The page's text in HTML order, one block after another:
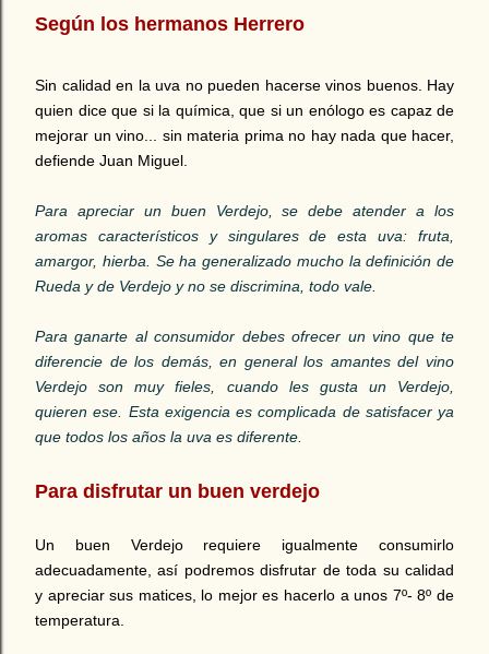
Según los hermanos Herrero
Sin calidad en la uva no pueden hacerse vinos buenos. Hay
quien dice que si la química, que si un enólogo es capaz de
mejorar un vino... sin materia prima no hay nada que hacer,
defiende Juan Miguel.
Para apreciar un buen Verdejo, se debe atender a los
aromas característicos y singulares de esta uva: fruta,
amargor, hierba. Se ha generalizado mucho la definición de
Rueda y de Verdejo y no se discrimina, todo vale.
Para ganarte al consumidor debes ofrecer un vino que te
diferencie de los demás, en general los amantes del vino
Verdejo son muy fieles, cuando les gusta un Verdejo,
quieren ese. Esta exigencia es complicada de satisfacer ya
que todos los años la uva es diferente.
Para disfrutar un buen verdejo
Un buen Verdejo requiere igualmente consumirlo
adecuadamente, así podremos disfrutar de toda su calidad
y apreciar sus matices, lo mejor es hacerlo a unos 7º- 8º de
temperatura.